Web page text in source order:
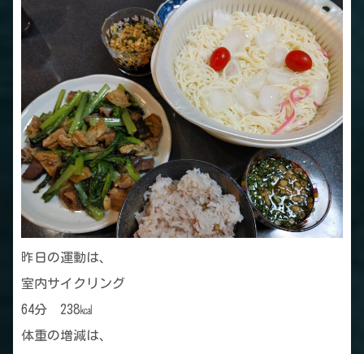
昨日の運動は、
室内サイクリング
64分 238㎉
体重の増減は、